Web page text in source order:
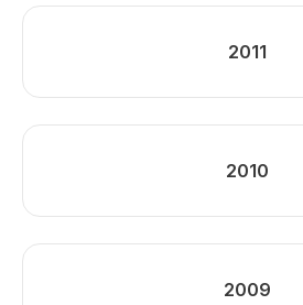
2011
2010
2009